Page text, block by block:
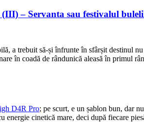
(III) – Servanta sau festivalul
a trebuit să-și înfrunte în sfârșit destinul
în coadă de rândunică aleasă în primul
D4R Pro; pe scurt, e un șablon bun, dar
energie cinetică mare, deci după fiecare